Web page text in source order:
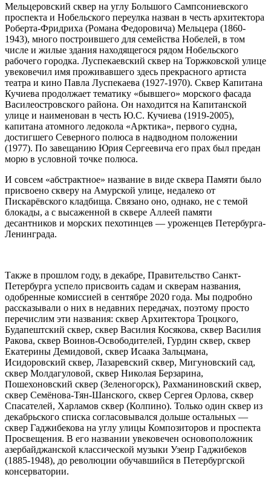
Мельцеровский сквер на углу Большого Сампсониевского
проспекта и Нобельского переулка назван в честь архитектора
Роберта-Фридриха (Романа Федоровича) Мельцера (1860-
1943), много построившего для семейства Нобелей, в том
числе и жилые здания находящегося рядом Нобельского
рабочего городка. Луспекаевский сквер на Торжковской улице
увековечил имя проживавшего здесь прекрасного артиста
театра и кино Павла Луспекаева (1927-1970). Сквер Капитана
Кучиева продолжает тематику «бывшего» морского фасада
Василеостровского района. Он находится на Капитанской
улице и наименован в честь Ю.С. Кучиева (1919-2005),
капитана атомного ледокола «Арктика», первого судна,
достигшего Северного полюса в надводном положении
(1977). По завещанию Юрия Сергеевича его прах был предан
морю в условной точке полюса.
И совсем «абстрактное» название в виде сквера Памяти было
присвоено скверу на Амурской улице, недалеко от
Пискарёвского кладбища. Связано оно, однако, не с темой
блокады, а с высаженной в сквере Аллеей памяти
десантников и морских пехотинцев — уроженцев Петербурга-
Ленинграда.
Также в прошлом году, в декабре, Правительство Санкт-
Петербурга успело присвоить садам и скверам названия,
одобренные комиссией в сентябре 2020 года. Мы подробно
рассказывали о них в недавних передачах, поэтому просто
перечислим эти названия: сквер Архитектора Троцкого,
Будапештский сквер, сквер Василия Косякова, сквер Василия
Ракова, сквер Воинов-Освободителей, Гурдин сквер, сквер
Екатерины Демидовой, сквер Исаака Зальцмана,
Исидоровский сквер, Лазаревский сквер, Мигуновский сад,
сквер Молдагуловой, сквер Николая Берзарина,
Пошехоновский сквер (Зеленогорск), Рахманиновский сквер,
сквер Семёнова-Тян-Шанского, сквер Сергея Орлова, сквер
Спасателей, Харламов сквер (Колпино). Только один сквер из
декабрьского списка согласовывался дольше остальных —
сквер Гаджибекова на углу улицы Композиторов и проспекта
Просвещения. В его названии увековечен основоположник
азербайджанской классической музыки Узеир Гаджибеков
(1885-1948), до революции обучавшийся в Петербургской
консерватории.